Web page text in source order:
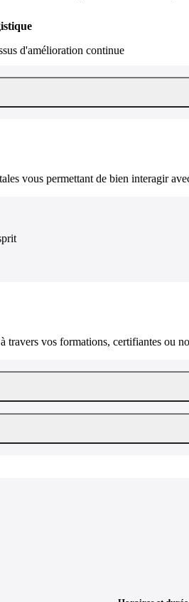
d'amélioration continue
vous permettant de bien interagir
travers vos formations, certifiantes ou